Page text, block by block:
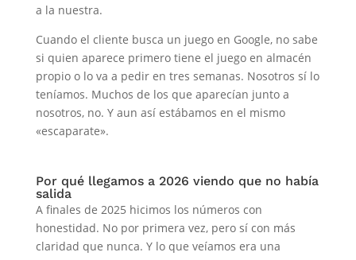
a la nuestra.
Cuando el cliente busca un juego en Google, no sabe
si quien aparece primero tiene el juego en almacén
propio o lo va a pedir en tres semanas. Nosotros sí lo
teníamos. Muchos de los que aparecían junto a
nosotros, no. Y aun así estábamos en el mismo
«escaparate».
Por qué llegamos a 2026 viendo que no había
salida
A finales de 2025 hicimos los números con
honestidad. No por primera vez, pero sí con más
claridad que nunca. Y lo que veíamos era una